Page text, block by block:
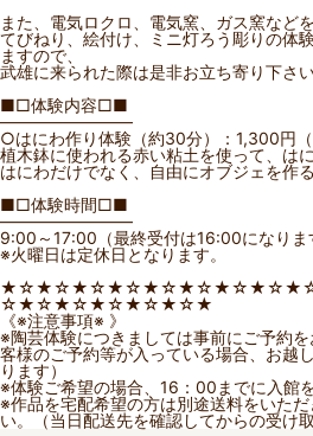
また、電気ロクロ、電気窯、ガス窯など
てびねり、絵付け、ミニ灯ろう彫りの体
ますので、
武雄に来られた際は是非お立ち寄り下さ
■□体験内容□■
――――――――
○はにわ作り体験（約30分）：1,300円（
植木鉢に使われる赤い粘土を使って、は
はにわだけでなく、自由にオブジェを作
■□体験時間□■
――――――――
9:00～17:00（最終受付は16:00になりま
※火曜日は定休日となります。
☆★☆★☆★☆★☆★☆★
《※注意事項※ 》
※陶芸体験につきましては事前にご予約
客様のご予約等が入っている場合、お越
ります）
※体験ご希望の場合、16：00までに入館
※作品を宅配希望の方は別途送料をいた
い。（当日配送先を確認してからの受け